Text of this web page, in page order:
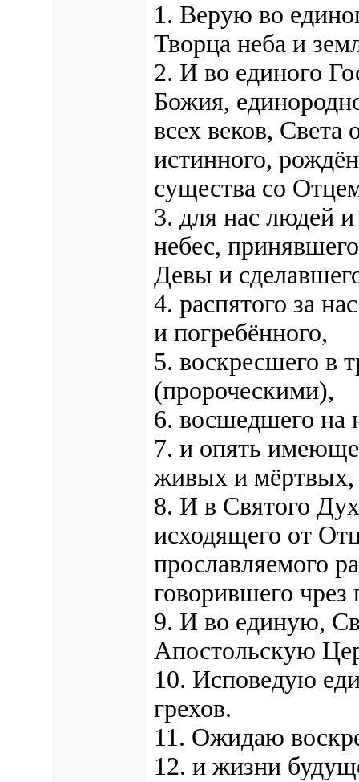
1. Верую во
Творца неба и
2. И во единого
Божия,
всех веков, Света
истинного,
существа со
3. для нас людей
небес,
Девы и
4. распятого за
и погребённого,
5. воскресшего в
(пророческими),
6. восшедшего на
7. и опять
живых и мёртвых,
8. И в Святого
исходящего от
прославляемого
говорившего чрез
9. И во единую,
Апостольскую
10. Исповедую
грехов.
11. Ожидаю
12. и жизни